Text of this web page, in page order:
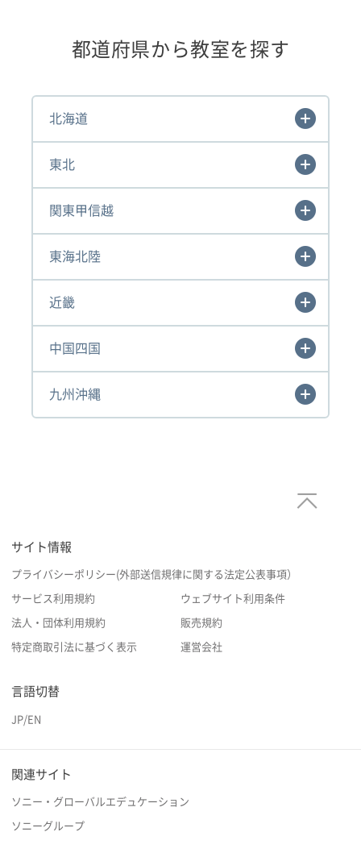
都道府県から教室を探す
北海道
東北
関東甲信越
東海北陸
近畿
中国四国
九州沖縄
サイト情報
プライバシーポリシー(外部送信規律に関する法定公表事項）
サービス利用規約 ウェブサイト利用条件
法人・団体利用規約 販売規約
特定商取引法に基づく表示 運営会社
言語切替
JP/EN
関連サイト
ソニー・グローバルエデュケーション
ソニーグループ